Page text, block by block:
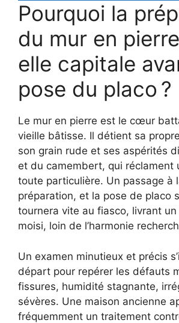
Pourquoi la
du mur en
elle capitale
pose du placo ?
Le mur en pierre est le cœur
vieille bâtisse. Il détient sa
son grain rude et ses aspérités
et du camembert, qui réclament
toute particulière. Un passage à
préparation, et la pose de placo
tournera vite au fiasco, livrant
moisi, loin de l’harmonie
Un examen minutieux et précis
départ pour repérer les défauts
fissures, humidité stagnante,
sévères. Une maison ancienne
fréquemment un traitement